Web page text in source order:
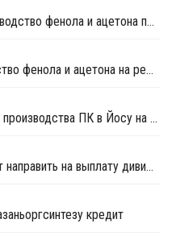
Petro Rabigh возобновила производство фенола и ацетона после ремонта
Petro Rabigh закрыла производство фенола и ацетона на ремонт
Lotte Chemical снизила загрузку производства ПК в Йосу на 20%
Нижнекамскнефтехим планирует направить на выплату дивидендов 1,3 млрд рублей
кредит